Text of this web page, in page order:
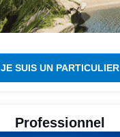
JE SUIS UN PARTICULIER
Professionnel